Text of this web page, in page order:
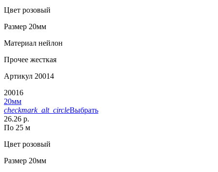
Цвет розовый
Размер 20мм
Материал нейлон
Прочее жесткая
Артикул 20014
20016
20мм
checkmark_alt_circleВыбрать
26.26 р.
По 25 м
Цвет розовый
Размер 20мм